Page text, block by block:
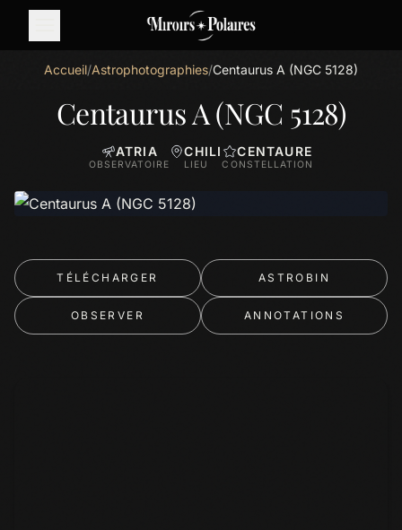
Accueil/Astrophotographies/Centaurus A (NGC 5128)
Centaurus A (NGC 5128)
ATRIA
OBSERVATOIRE
CHILI
LIEU
CENTAURE
CONSTELLATION
TÉLÉCHARGER ASTROBIN
OBSERVER ANNOTATIONS